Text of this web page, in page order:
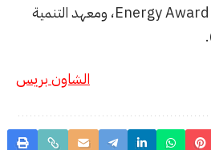
والمنتدى الأوروبي للطاقة Energy Award، ومعهد التنمية
الشاون بريس